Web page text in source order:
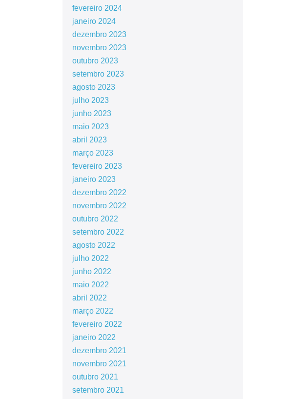
fevereiro 2024
janeiro 2024
dezembro 2023
novembro 2023
outubro 2023
setembro 2023
agosto 2023
julho 2023
junho 2023
maio 2023
abril 2023
março 2023
fevereiro 2023
janeiro 2023
dezembro 2022
novembro 2022
outubro 2022
setembro 2022
agosto 2022
julho 2022
junho 2022
maio 2022
abril 2022
março 2022
fevereiro 2022
janeiro 2022
dezembro 2021
novembro 2021
outubro 2021
setembro 2021